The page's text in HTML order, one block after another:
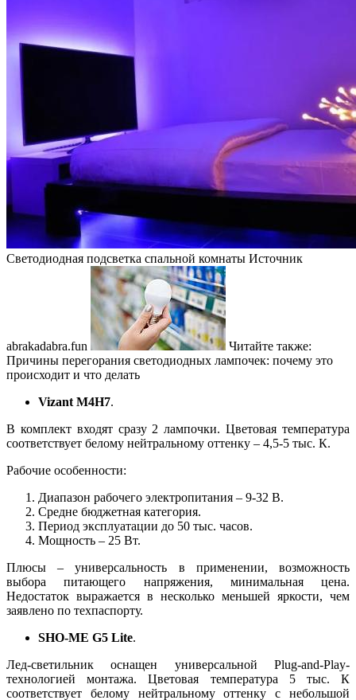
Светодиодная подсветка спальной комнаты Источник
abrakadabra.fun
Читайте также:
Причины перегорания светодиодных лампочек: почему это
происходит и что делать
Vizant M4H7.
В комплект входят сразу 2 лампочки. Цветовая температура
соответствует белому нейтральному оттенку – 4,5-5 тыс. К.
Рабочие особенности:
Диапазон рабочего электропитания – 9-32 В.
Средне бюджетная категория.
Период эксплуатации до 50 тыс. часов.
Мощность – 25 Вт.
Плюсы – универсальность в применении, возможность
выбора питающего напряжения, минимальная цена.
Недостаток выражается в несколько меньшей яркости, чем
заявлено по техпаспорту.
SHO-ME G5 Lite.
Лед-светильник оснащен универсальной Plug-and-Play-
технологией монтажа. Цветовая температура 5 тыс. К
соответствует белому нейтральному оттенку с небольшой